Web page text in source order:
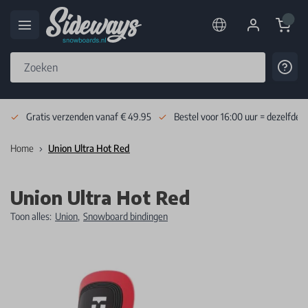
Cart
Gratis verzenden vanaf € 49.95 Bestel voor 16:00 uur = dezelfde
Home Union Ultra Hot Red
Union Ultra Hot Red
Toon alles: Union, Snowboard bindingen